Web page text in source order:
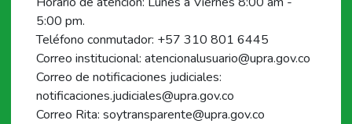
5:00 pm.
Teléfono conmutador: +57 310 801 6445
Correo institucional: atencionalusuario@upra.gov.co
Correo de notificaciones judiciales:
notificaciones.judiciales@upra.gov.co
Correo Rita: soytransparente@upra.gov.co